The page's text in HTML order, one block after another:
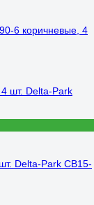
6 коричневые, 4
Delta-Park CB15-